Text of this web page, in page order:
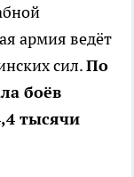
армия ведёт
сил.По
боёв
тысячи